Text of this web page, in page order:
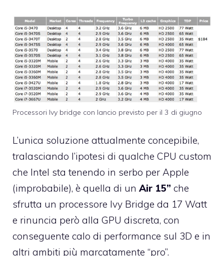
Processori Ivy bridge con lancio previsto per il 3 di giugno
L’unica soluzione attualmente concepibile,
tralasciando l’ipotesi di qualche CPU custom
che Intel sta tenendo in serbo per Apple
(improbabile), è quella di un Air 15” che
sfrutta un processore Ivy Bridge da 17 Watt
e rinuncia però alla GPU discreta, con
conseguente calo di performance sul 3D e in
altri ambiti più marcatamente “pro”.